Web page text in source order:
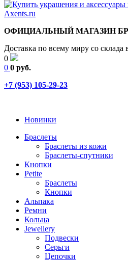
ОФИЦИАЛЬНЫЙ МАГАЗИН
Доставка по всему миру со склада
0
0 0 руб.
+7 (953) 105-29-23
Новинки
Браслеты
Браслеты из кожи
Браслеты-спутники
Кнопки
Petite
Браслеты
Кнопки
Альпака
Ремни
Кольца
Jewellery
Подвески
Серьги
Цепочки